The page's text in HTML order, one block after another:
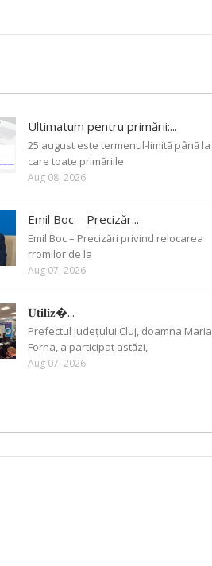
Ultimatum pentru primării:...
25 august este termenul-limită până la
care toate primăriile
Aug 08, 2026
Emil Boc – Precizăr...
Emil Boc – Precizări privind relocarea
rromilor de la
Aug 07, 2026
𝐔𝐭𝐢𝐥𝐢𝐳�...
Prefectul județului Cluj, doamna Maria
Forna, a participat astăzi,
Aug 07, 2026